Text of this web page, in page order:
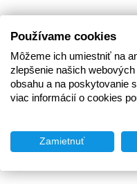
Používame cookies
Môžeme ich umiestniť na
zlepšenie našich
obsahu a na poskytovanie
viac informácií o cookies
Zamietnuť